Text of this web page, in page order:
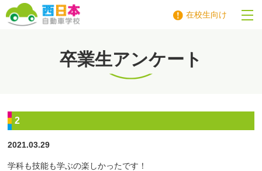
在校生向け
卒業生アンケート
2
2021.03.29
学科も技能も学ぶの楽しかったです！